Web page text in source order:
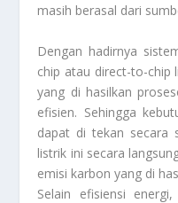
masih berasal dari
Dengan hadirnya
chip atau direct-to-chip
yang di hasilkan
efisien. Sehingga
dapat di tekan secara
listrik ini secara
emisi karbon yang di
Selain efisiensi